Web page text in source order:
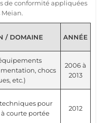
de conformité appliquées
/ DOMAINE ANNÉE
chocs
etc.)
2006 à
2013
pour
courte portée
2012